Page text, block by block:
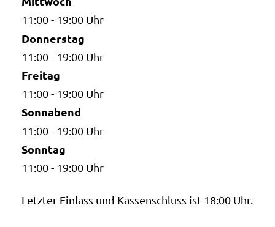
11:00 - 19:00 Uhr
Donnerstag
11:00 - 19:00 Uhr
Freitag
11:00 - 19:00 Uhr
Sonnabend
11:00 - 19:00 Uhr
Sonntag
11:00 - 19:00 Uhr
Letzter Einlass und Kassenschluss ist 18:00 Uhr.